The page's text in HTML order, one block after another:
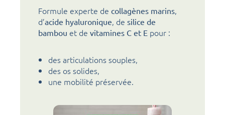
Formule experte de collagènes marins,
d’acide hyaluronique, de silice de
bambou et de vitamines C et E pour :
des articulations souples,
des os solides,
une mobilité préservée.